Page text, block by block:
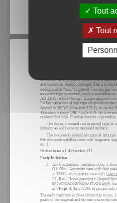
Tout
Tout